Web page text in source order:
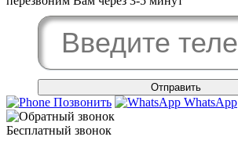
Позвонить WhatsApp
Бесплатный звонок